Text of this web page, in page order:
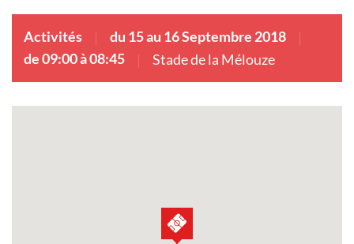
Activités
du 15 au 16 Septembre 2018
de 09:00 à 08:45
Stade de la Mélouze